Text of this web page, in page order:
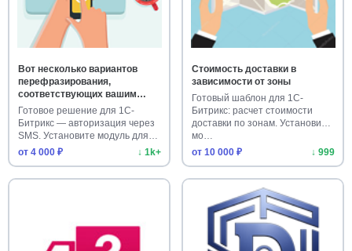
Вот несколько вариантов
перефразирования,
соответствующих вашим
требованиям: Вход по SMS-
коду Авторизация по SMS
SMS-аутентификация для
Готовое решение для 1С-
Битрикс — авторизация через
SMS. Установите модуль для
бе…
от 4 000 ₽ ↓ 1k+
Стоимость доставки в
зависимости от зоны
Готовый шаблон для 1С-
Битрикс: расчет стоимости
доставки по зонам. Установите
мо…
от 10 000 ₽
↓ 999